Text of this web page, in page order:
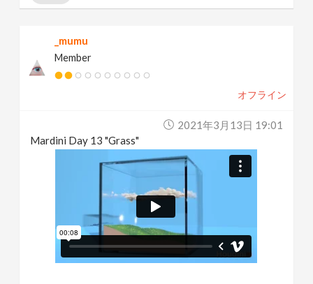
_mumu
Member
オフライン
2021年3月13日 19:01
Mardini Day 13 "Grass"